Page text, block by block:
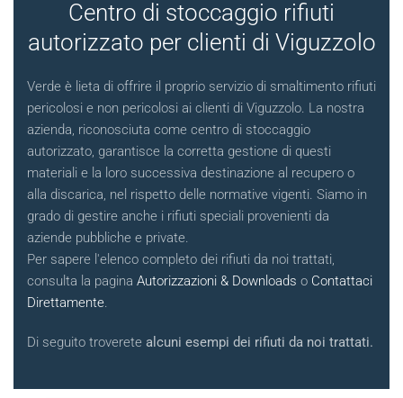
Centro di stoccaggio rifiuti
autorizzato per clienti di Viguzzolo
Verde è lieta di offrire il proprio servizio di smaltimento rifiuti
pericolosi e non pericolosi ai clienti di Viguzzolo. La nostra
azienda, riconosciuta come centro di stoccaggio
autorizzato, garantisce la corretta gestione di questi
materiali e la loro successiva destinazione al recupero o
alla discarica, nel rispetto delle normative vigenti. Siamo in
grado di gestire anche i rifiuti speciali provenienti da
aziende pubbliche e private.
Per sapere l'elenco completo dei rifiuti da noi trattati,
consulta la pagina Autorizzazioni & Downloads o Contattaci
Direttamente.
Di seguito troverete alcuni esempi dei rifiuti da noi trattati.